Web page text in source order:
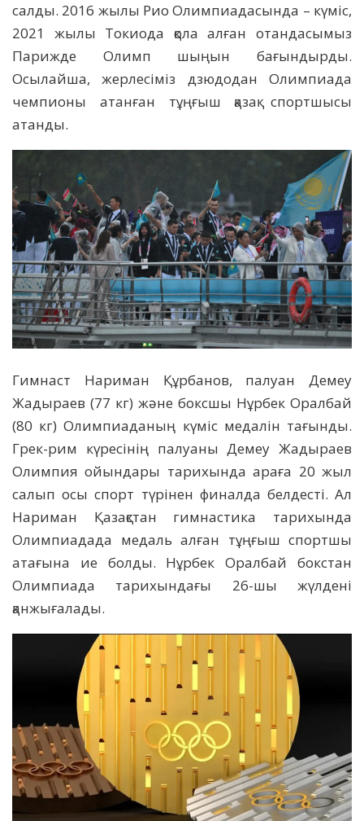
салды. 2016 жылы Рио Олимпиадасында – күміс,
2021 жылы Токиода қола алған отандасымыз
Парижде Олимп шыңын бағындырды.
Осылайша, жерлесіміз дзюдодан Олимпиада
чемпионы атанған тұңғыш қазақ спортшысы
атанды.
Гимнаст Нариман Құрбанов, палуан Демеу
Жадыраев (77 кг) және боксшы Нұрбек Оралбай
(80 кг) Олимпиаданың күміс медалін тағынды.
Грек-рим күресінің палуаны Демеу Жадыраев
Олимпия ойындары тарихында араға 20 жыл
салып осы спорт түрінен финалда белдесті. Ал
Нариман Қазақстан гимнастика тарихында
Олимпиадада медаль алған тұңғыш спортшы
атағына ие болды. Нұрбек Оралбай бокстан
Олимпиада тарихындағы 26-шы жүлдені
қанжығалады.